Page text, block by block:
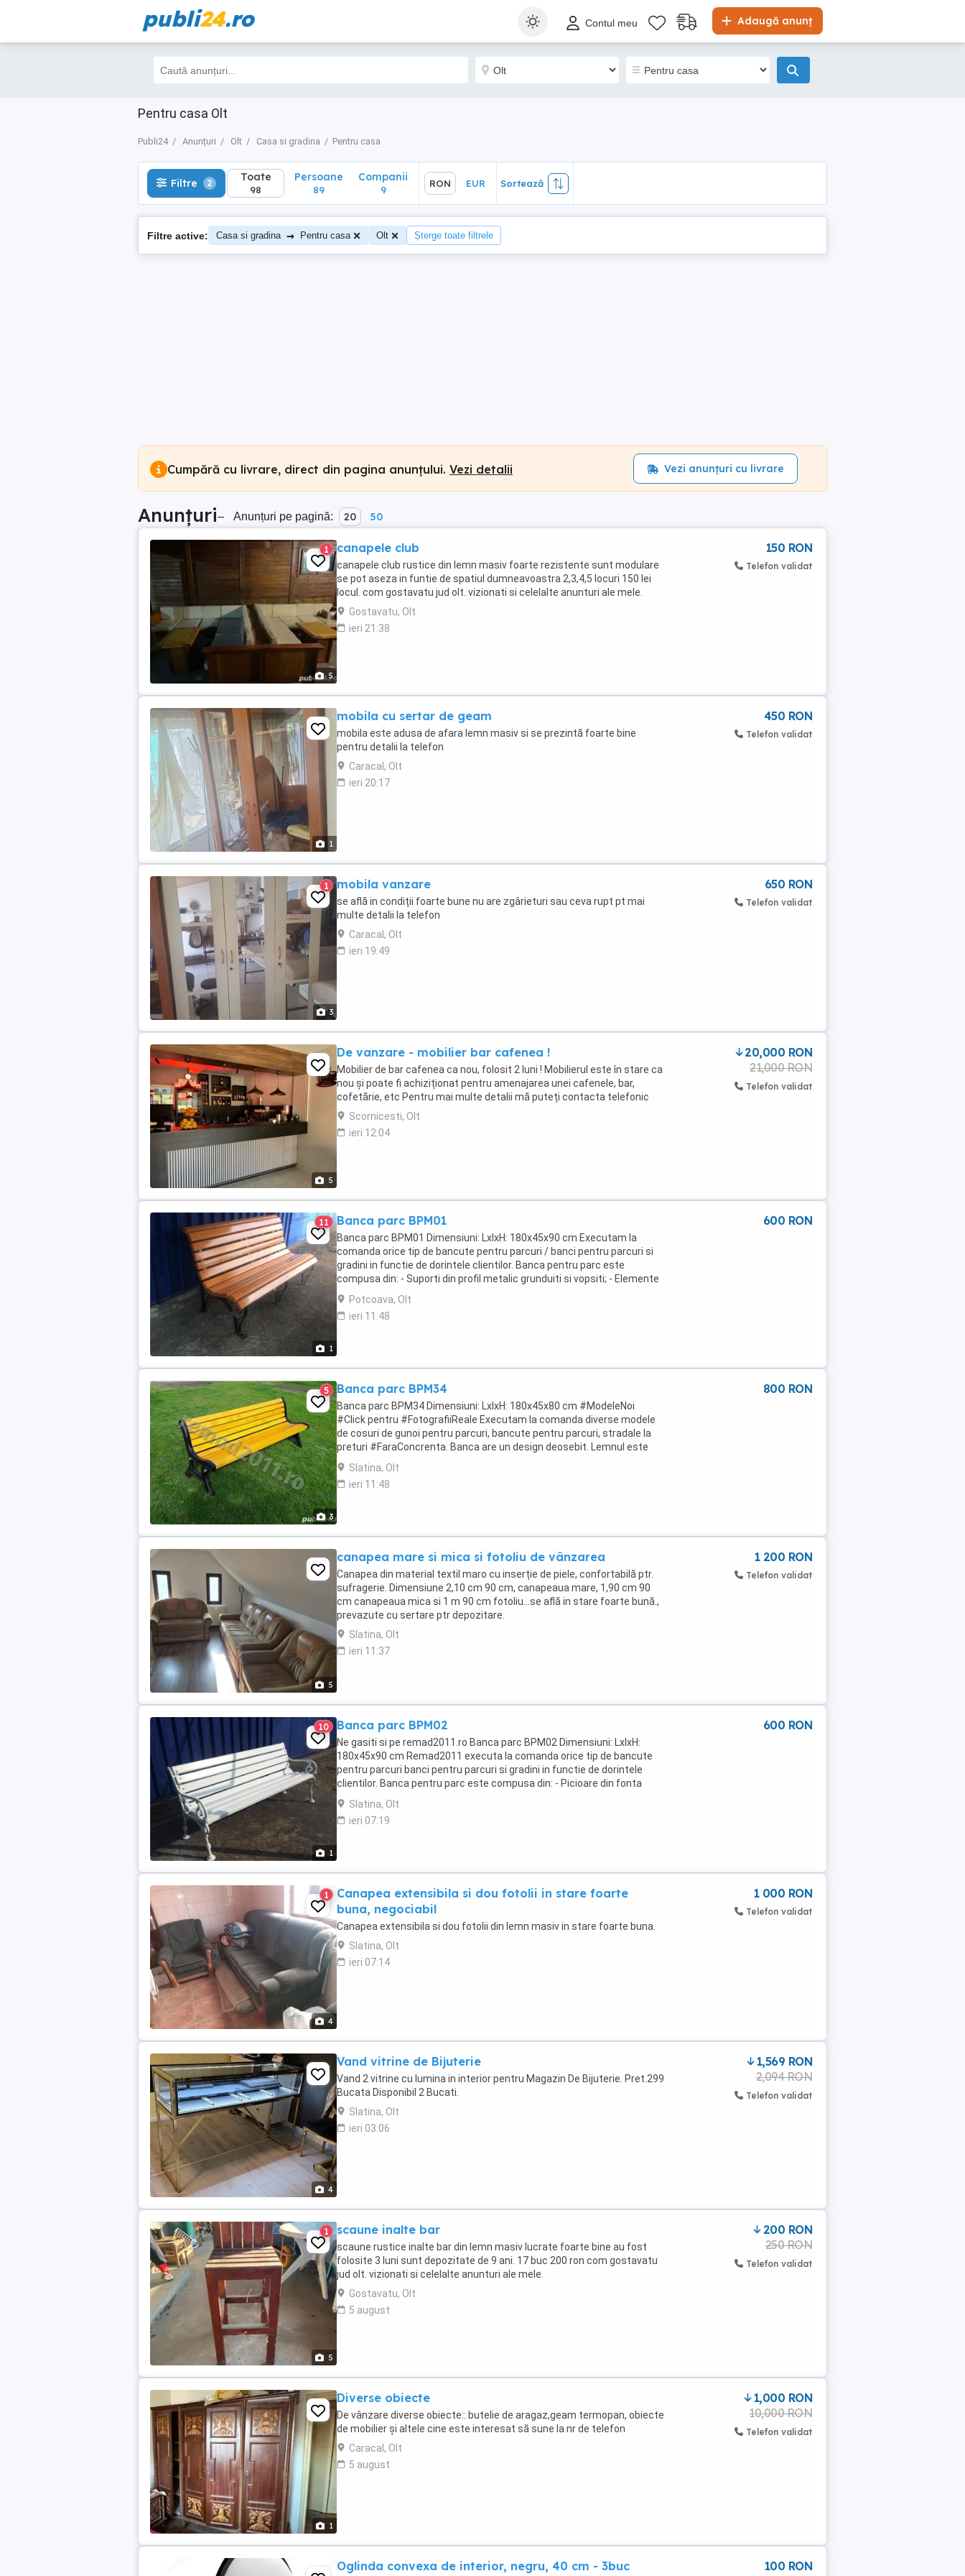
publi24.ro Adaugă anunț
Contul meu
Pentru casa Olt
Publi24 Anunțuri Olt Casa si gradina Pentru casa
Filtre 2 Toate
98
Sortează
Filtre 2 Toate
98
Persoane
89
Companii
9
RON EUR Sortează
Filtre active: Casa si gradina → Pentru casa Olt Șterge toate filtrele
Cumpără cu livrare, direct din pagina anunțului. Vezi detalii Vezi anunțuri cu livrare
Anunțuri– Anunțuri pe pagină: 20 50
5
1 canapele club
canapele club rustice din lemn masiv foarte rezistente sunt modulare
se pot aseza in funtie de spatiul dumneavoastra 2,3,4,5 locuri 150 lei
locul. com gostavatu jud olt. vizionati si celelalte anunturi ale mele.
Gostavatu, Olt
ieri 21:38
150 RON
Telefon validat
1
mobila cu sertar de geam
mobila este adusa de afara lemn masiv si se prezintă foarte bine
pentru detalii la telefon
Caracal, Olt
ieri 20:17
450 RON
Telefon validat
3
1 mobila vanzare
se află in condiții foarte bune nu are zgârieturi sau ceva rupt pt mai
multe detalii la telefon
Caracal, Olt
ieri 19:49
650 RON
Telefon validat
5
De vanzare - mobilier bar cafenea !
Mobilier de bar cafenea ca nou, folosit 2 luni ! Mobilierul este în stare ca
nou și poate fi achiziționat pentru amenajarea unei cafenele, bar,
cofetărie, etc Pentru mai multe detalii mă puteți contacta telefonic
Scornicesti, Olt
ieri 12:04
20,000 RON
21,000 RON
Telefon validat
1
11 Banca parc BPM01
Banca parc BPM01 Dimensiuni: LxlxH: 180x45x90 cm Executam la
comanda orice tip de bancute pentru parcuri / banci pentru parcuri si
gradini in functie de dorintele clientilor. Banca pentru parc este
compusa din: - Suporti din profil metalic grunduiti si vopsiti; - Elemente
din lemn rasinos sau lemn ...
Potcoava, Olt
ieri 11:48
600 RON
3
5 Banca parc BPM34
Banca parc BPM34 Dimensiuni: LxlxH: 180x45x80 cm #ModeleNoi
#Click pentru #FotografiiReale Executam la comanda diverse modele
de cosuri de gunoi pentru parcuri, bancute pentru parcuri, stradale la
preturi #FaraConcrenta. Banca are un design deosebit. Lemnul este
lucrat cu finete si vopsit pe baza ...
Slatina, Olt
ieri 11:48
800 RON
5
canapea mare si mica si fotoliu de vânzarea
Canapea din material textil maro cu inserție de piele, confortabilă ptr.
sufragerie. Dimensiune 2,10 cm 90 cm, canapeaua mare, 1,90 cm 90
cm canapeaua mica si 1 m 90 cm fotoliu...se află in stare foarte bună.,
prevazute cu sertare ptr depozitare.
Slatina, Olt
ieri 11:37
1 200 RON
Telefon validat
1
10 Banca parc BPM02
Ne gasiti si pe remad2011.ro Banca parc BPM02 Dimensiuni: LxlxH:
180x45x90 cm Remad2011 executa la comanda orice tip de bancute
pentru parcuri banci pentru parcuri si gradini in functie de dorintele
clientilor. Banca pentru parc este compusa din: - Picioare din fonta
turnata grunduite si vopsite; - ...
Slatina, Olt
ieri 07:19
600 RON
4
1
Canapea extensibila si dou fotolii in stare foarte
buna, negociabil
Canapea extensibila si dou fotolii din lemn masiv in stare foarte buna.
Slatina, Olt
ieri 07:14
1 000 RON
Telefon validat
4
Vand vitrine de Bijuterie
Vand 2 vitrine cu lumina in interior pentru Magazin De Bijuterie. Pret.299
Bucata Disponibil 2 Bucati.
Slatina, Olt
ieri 03:06
1,569 RON
2,094 RON
Telefon validat
5
1 scaune inalte bar
scaune rustice inalte bar din lemn masiv lucrate foarte bine au fost
folosite 3 luni sunt depozitate de 9 ani. 17 buc 200 ron com gostavatu
jud olt. vizionati si celelalte anunturi ale mele.
Gostavatu, Olt
5 august
200 RON
250 RON
Telefon validat
1
Diverse obiecte
De vânzare diverse obiecte:: butelie de aragaz,geam termopan, obiecte
de mobilier și altele cine este interesat să sune la nr de telefon
Caracal, Olt
5 august
1,000 RON
10,000 RON
Telefon validat
Oglinda convexa de interior, negru, 40 cm - 3buc 100 RON